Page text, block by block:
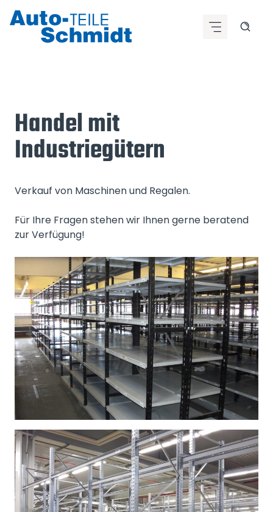
Inhalt
springen
Handel mit
Industriegütern
Verkauf von Maschinen und Regalen.
Für Ihre Fragen stehen wir Ihnen gerne beratend
zur Verfügung!